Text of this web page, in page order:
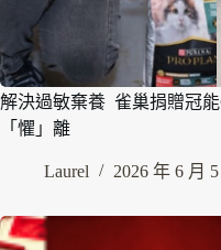
解決過敏棄養 雀巢捐贈冠
「懼」離
Laurel 2026 年 6 月 5